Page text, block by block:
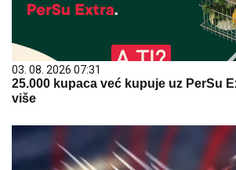
03. 08. 2026 07:31
25.000 kupaca već kupuje uz PerSu
više